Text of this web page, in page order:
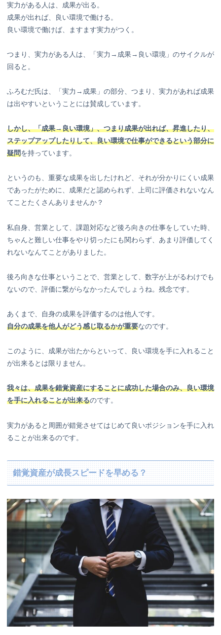
実力がある人は、成果が出る。
成果が出れば、良い環境で働ける。
良い環境で働けば、ますます実力がつく。
つまり、実力がある人は、「実力→成果→良い環境」のサイクルが
回ると。
ふろむだ氏は、「実力→成果」の部分、つまり、実力があれば成果
は出やすいということには賛成しています。
しかし、「成果→良い環境」、つまり成果が出れば、昇進したり、
ステップアップしたりして、良い環境で仕事ができるという部分に
疑問を持っています。
というのも、重要な成果を出したけれど、それが分かりにくい成果
であったがために、成果だと認められず、上司に評価されないなん
てことたくさんありませんか？
私自身、営業として、課題対応など後ろ向きの仕事をしていた時、
ちゃんと難しい仕事をやり切ったにも関わらず、あまり評価してく
れないなんてことがありました。
後ろ向きな仕事ということで、営業として、数字が上がるわけでも
ないので、評価に繋がらなかったんでしょうね。残念です。
あくまで、自身の成果を評価するのは他人です。
自分の成果を他人がどう感じ取るかが重要なのです。
このように、成果が出たからといって、良い環境を手に入れること
が出来るとは限りません。
我々は、成果を錯覚資産にすることに成功した場合のみ、良い環境
を手に入れることが出来るのです。
実力があると周囲が錯覚させてはじめて良いポジションを手に入れ
ることが出来るのです。
錯覚資産が成長スピードを早める？